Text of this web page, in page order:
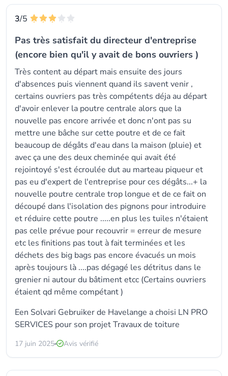
3/5
Pas très satisfait du directeur d'entreprise
(encore bien qu'il y avait de bons ouvriers )
Très content au départ mais ensuite des jours
d'absences puis viennent quand ils savent venir ,
certains ouvriers pas très compétents déja au départ
d'avoir enlever la poutre centrale alors que la
nouvelle pas encore arrivée et donc n'ont pas su
mettre une bâche sur cette poutre et de ce fait
beaucoup de dégâts d'eau dans la maison (pluie) et
avec ça une des deux cheminée qui avait été
rejointoyé s'est écroulée dut au marteau piqueur et
pas eu d'expert de l'entreprise pour ces dégâts...+ la
nouvelle poutre centrale trop longue et de ce fait on
découpé dans l'isolation des pignons pour introduire
et réduire cette poutre .....en plus les tuiles n'étaient
pas celle prévue pour recouvrir = erreur de mesure
etc les finitions pas tout à fait terminées et les
déchets des big bags pas encore évacués un mois
après toujours là ....pas dégagé les détritus dans le
grenier ni autour du bâtiment etcc (Certains ouvriers
étaient qd même compétant )
Een Solvari Gebruiker de Havelange a choisi LN PRO
SERVICES pour son projet Travaux de toiture
17 juin 2025 Avis vérifié